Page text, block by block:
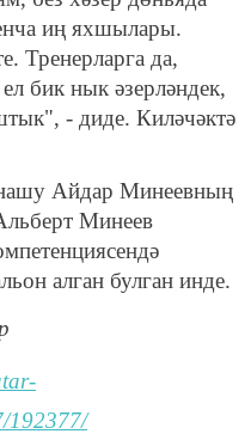
иң яхшылары.
Тренерларга да,
бик нык әзерләндек,
- диде. Киләчәктә
Айдар Минеевның
Минеев
алган булган инде.
192377/